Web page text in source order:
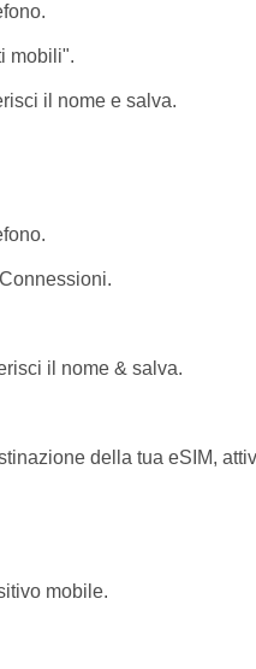
mobili".
il nome e salva.
il nome & salva.
della tua eSIM,
mobile.